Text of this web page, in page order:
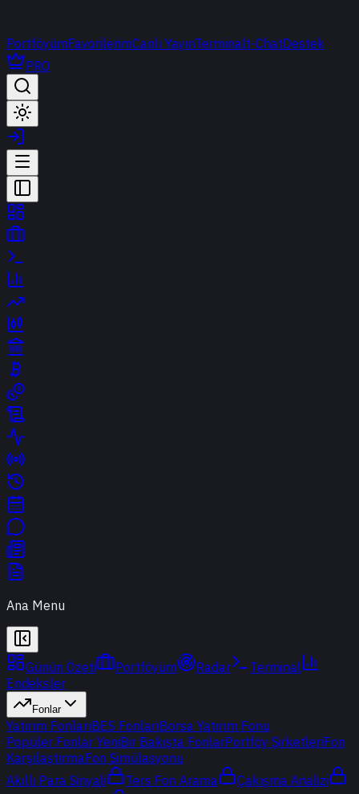
PortföyümFavorilerimCanlı YayınTerminalt-ChatDestek
PRO
Ana Menu
Günün Özeti Portföyüm Radar
Terminal
Endeksler
Fonlar
Yatırım FonlarıBES FonlarıBorsa Yatırım Fonu
Popüler Fonlar YeniBir Bakışta FonlarPortföy ŞirketleriFon
KarşılaştırmaFon Simülasyonu
Akıllı Para Sinyali
Ters Fon Arama
Çakışma Analizi